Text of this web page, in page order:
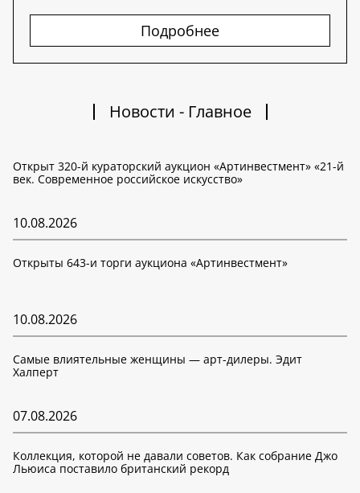
Подробнее
Новости - Главное
Открыт 320-й кураторский аукцион «Артинвестмент» «21-й
век. Современное российское искусство»
10.08.2026
Открыты 643-и торги аукциона «Артинвестмент»
10.08.2026
Самые влиятельные женщины — арт-дилеры. Эдит
Халперт
07.08.2026
Коллекция, которой не давали советов. Как собрание Джо
Льюиса поставило британский рекорд